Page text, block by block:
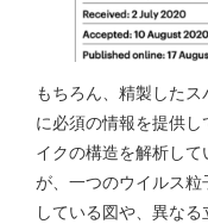
もちろん、精製した
に必須の情報を提供
イクの構造を解析し
が、一つのウイルス
している図や、異な